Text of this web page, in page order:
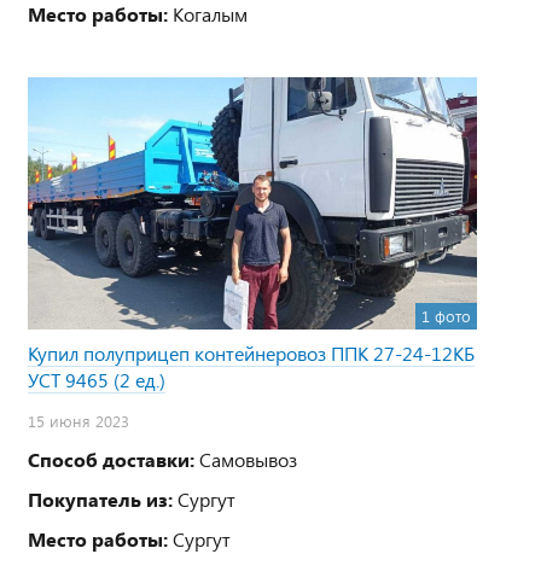
Место работы: Когалым
1 фото
Купил полуприцеп контейнеровоз ППК 27-24-12КБ
УСТ 9465 (2 ед.)
15 июня 2023
Способ доставки:Самовывоз
Покупатель из:Сургут
Место работы:Сургут